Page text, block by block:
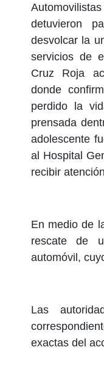
detuvieron
desvolcar la
servicios de
Cruz Roja
donde
perdido la
prensada
adolescente
al Hospital
recibir
En medio de
rescate de
automóvil,
Las
exactas del